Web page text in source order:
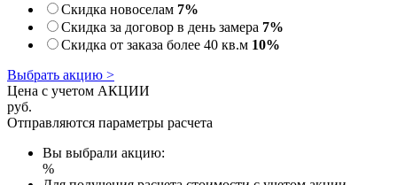
Скидка новоселам 7%
Скидка за договор в день замера 7%
Скидка от заказа более 40 кв.м 10%
Выбрать акцию >
Цена с учетом АКЦИИ
руб.
Отправляются параметры расчета
Вы выбрали акцию:
%